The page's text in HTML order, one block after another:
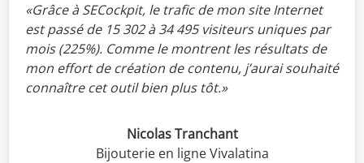
«Grâce à SECockpit, le trafic de mon site Internet
est passé de 15 302 à 34 495 visiteurs uniques par
mois (225%). Comme le montrent les résultats de
mon effort de création de contenu, j’aurai souhaité
connaître cet outil bien plus tôt.»
Nicolas Tranchant
Bijouterie en ligne Vivalatina